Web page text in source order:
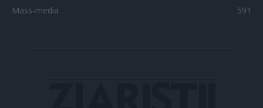
Mass-media
591